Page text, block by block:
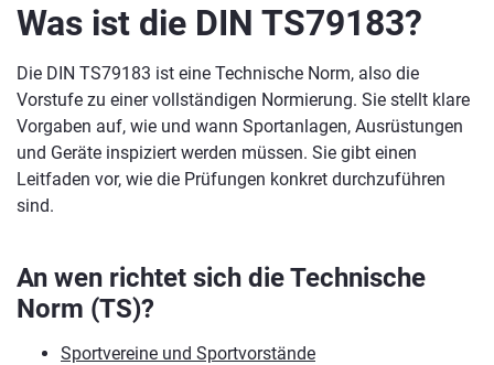
Was ist die DIN TS79183?
Die DIN TS79183 ist eine Technische Norm, also die
Vorstufe zu einer vollständigen Normierung. Sie stellt klare
Vorgaben auf, wie und wann Sportanlagen, Ausrüstungen
und Geräte inspiziert werden müssen. Sie gibt einen
Leitfaden vor, wie die Prüfungen konkret durchzuführen
sind.
An wen richtet sich die Technische
Norm (TS)?
Sportvereine und Sportvorstände